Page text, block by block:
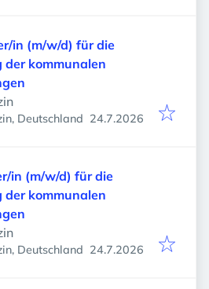
in (m/w/d) für die
der kommunalen
Deutschland Veröffentlicht :
24.7.2026
in (m/w/d) für die
der kommunalen
Deutschland Veröffentlicht :
24.7.2026